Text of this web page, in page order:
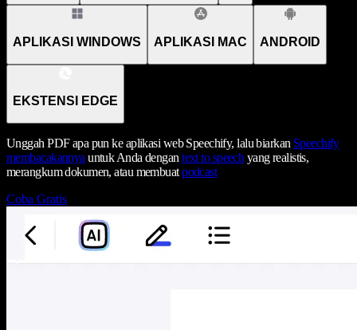
APLIKASI WINDOWS APLIKASI MAC ANDROID
EKSTENSI EDGE
Unggah PDF apa pun ke aplikasi web Speechify, lalu biarkan Speechify
membacakannya untuk Anda dengantext to speech yang realistis,
merangkum dokumen, atau membuatpodcast
Coba Gratis